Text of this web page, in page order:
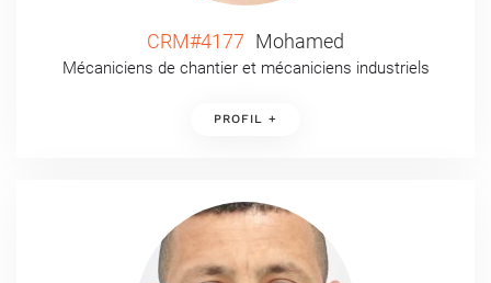
CRM#4177 Mohamed
Mécaniciens de chantier et mécaniciens industriels
PROFIL +